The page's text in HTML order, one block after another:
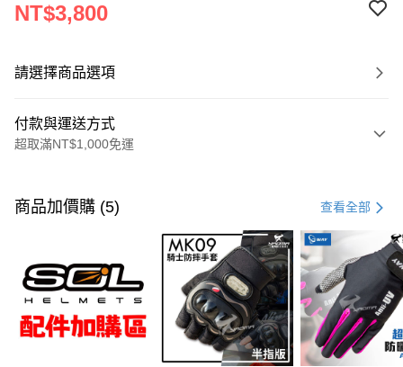
NT$3,800
請選擇商品選項
付款與運送方式
超取滿NT$1,000免運
信用卡一次付款
Apple Pay
ATM付款
商品加價購 (5) 查看全部